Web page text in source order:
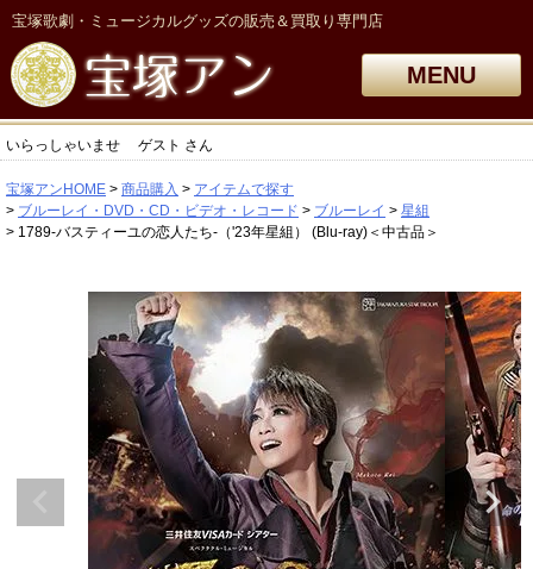
宝塚歌劇・ミュージカルグッズの販売＆買取り専門店
MENU
いらっしゃいませ ゲスト さん
宝塚アンHOME 商品購入
アイテムで探す
ブルーレイ・DVD・CD・ビデオ・レコード
ブルーレイ
星組
1789-バスティーユの恋人たち-（'23年星組） (Blu-ray)＜中古品＞